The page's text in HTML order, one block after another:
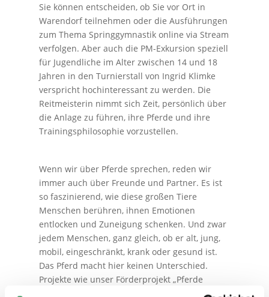
Sie können entscheiden, ob Sie vor Ort in
Warendorf teilnehmen oder die Ausführungen
zum Thema Springgymnastik online via Stream
verfolgen. Aber auch die PM-Exkursion speziell
für Jugendliche im Alter zwischen 14 und 18
Jahren in den Turnierstall von Ingrid Klimke
verspricht hochinteressant zu werden. Die
Reitmeisterin nimmt sich Zeit, persönlich über
die Anlage zu führen, ihre Pferde und ihre
Trainingsphilosophie vorzustellen.
Wenn wir über Pferde sprechen, reden wir
immer auch über Freunde und Partner. Es ist
so faszinierend, wie diese großen Tiere
Menschen berühren, ihnen Emotionen
entlocken und Zuneigung schenken. Und zwar
jedem Menschen, ganz gleich, ob er alt, jung,
mobil, eingeschränkt, krank oder gesund ist.
Das Pferd macht hier keinen Unterschied.
Projekte wie unser Förderprojekt „Pferde
bauen Brücken“ zeigen dies immer wieder